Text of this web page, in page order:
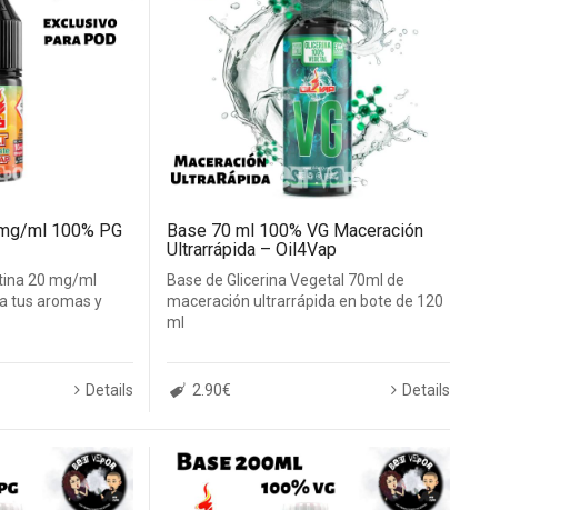
ml 100% PG
20 mg/ml
tus aromas y
Details
Base 70 ml 100% VG Maceración
Ultrarrápida – Oil4Vap
Base de Glicerina Vegetal 70ml de
maceración ultrarrápida en bote de 120
ml
2.90€ Details